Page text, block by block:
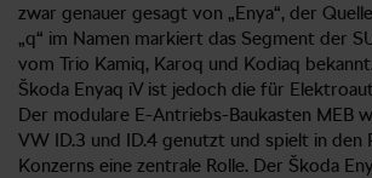
zwar genauer gesagt von „Enya“, der
„q“ im Namen markiert das Segment der
vom Trio Kamiq, Karoq und Kodiaq
Škoda Enyaq iV ist jedoch die für
Der modulare E-Antriebs-Baukasten MEB
VW ID.3 und ID.4 genutzt und spielt in den
Konzerns eine zentrale Rolle. Der Škoda